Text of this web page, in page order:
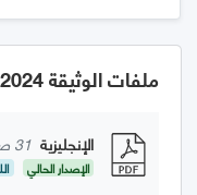
ملفات الوثيقة GSO EN 12873-2:2024
الإنجليزية 31 صفحات
الإصدار الحالي